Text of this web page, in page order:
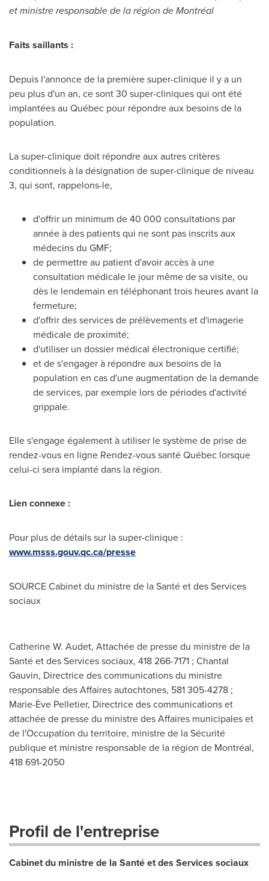
et ministre responsable de la région de Montréal
Faits saillants :
Depuis l'annonce de la première super-clinique il y a un
peu plus d'un an, ce sont 30 super-cliniques qui ont été
implantées au Québec pour répondre aux besoins de la
population.
La super-clinique doit répondre aux autres critères
conditionnels à la désignation de super-clinique de niveau
3, qui sont, rappelons-le,
d'offrir un minimum de 40 000 consultations par
année à des patients qui ne sont pas inscrits aux
médecins du GMF;
de permettre au patient d'avoir accès à une
consultation médicale le jour même de sa visite, ou
dès le lendemain en téléphonant trois heures avant la
fermeture;
d'offrir des services de prélèvements et d'imagerie
médicale de proximité;
d'utiliser un dossier médical électronique certifié;
et de s'engager à répondre aux besoins de la
population en cas d'une augmentation de la demande
de services, par exemple lors de périodes d'activité
grippale.
Elle s'engage également à utiliser le système de prise de
rendez-vous en ligne Rendez-vous santé Québec lorsque
celui-ci sera implanté dans la région.
Lien connexe :
Pour plus de détails sur la super-clinique :
www.msss.gouv.qc.ca/presse
SOURCE Cabinet du ministre de la Santé et des Services
sociaux
Catherine W. Audet, Attachée de presse du ministre de la
Santé et des Services sociaux, 418 266-7171 ; Chantal
Gauvin, Directrice des communications du ministre
responsable des Affaires autochtones, 581 305-4278 ;
Marie-Ève Pelletier, Directrice des communications et
attachée de presse du ministre des Affaires municipales et
de l'Occupation du territoire, ministre de la Sécurité
publique et ministre responsable de la région de Montréal,
418 691-2050
Profil de l'entreprise
Cabinet du ministre de la Santé et des Services sociaux